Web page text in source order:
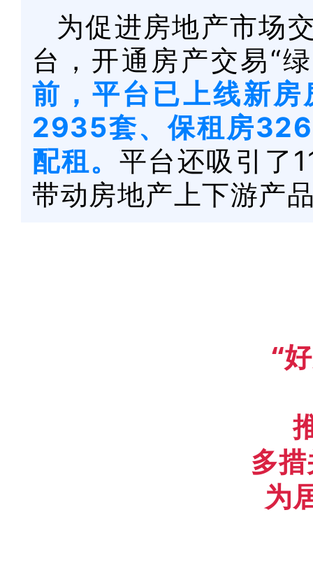
为促进房地产市场
台，开通房产交易“
前，平台已上线新
2935套、保租房
配租。 平台还吸引了
带动房地产上下游产
“
多
为